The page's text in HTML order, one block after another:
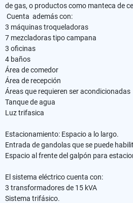
de gas, o productos como manteca de
Cuenta además con:
3 máquinas troqueladoras
7 mezcladoras tipo campana
3 oficinas
4 baños
Área de comedor
Área de recepción
Áreas que requieren ser acondicionadas
Tanque de agua
Luz trifasica
Estacionamiento: Espacio a lo largo.
Entrada de gandolas que se puede
Espacio al frente del galpón para
El sistema eléctrico cuenta con:
3 transformadores de 15 kVA
Sistema trifásico.